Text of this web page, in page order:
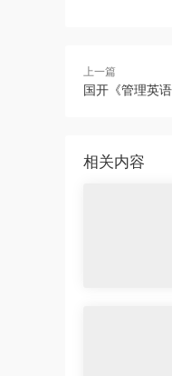
上一篇
国开《管理英
相关内容